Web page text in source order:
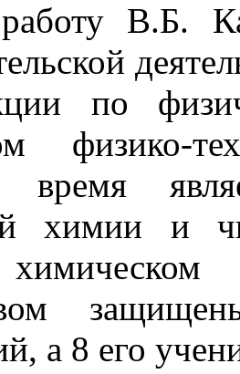
В.Б.
по
физико-
время
химии и
а 8 его